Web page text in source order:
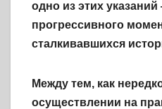
одно из этих
прогрессивного
сталкивавшихся
Между тем, как
осуществлении на